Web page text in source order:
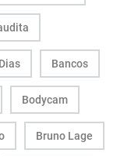
Bancos
Bodycam
Bruno Lage